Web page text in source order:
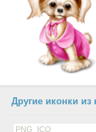
Другие иконки
PNG ICO